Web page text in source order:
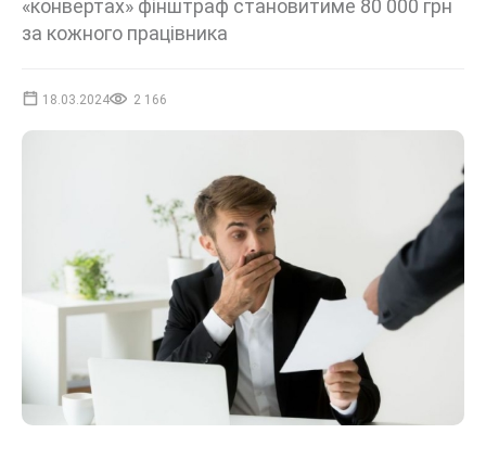
«конвертах» фінштраф становитиме 80 000 грн
за кожного працівника
18.03.2024 2 166